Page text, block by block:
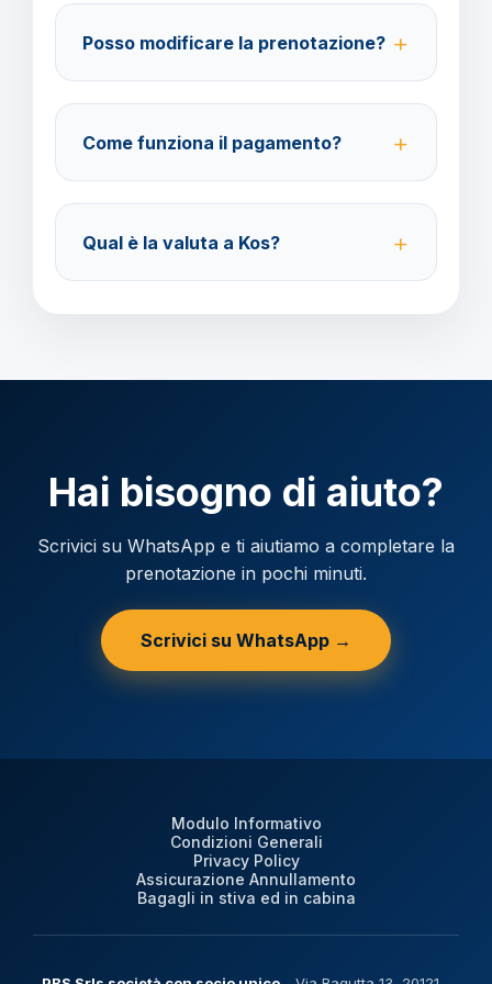
amministrazione@barbaviaggi.it, o tramite il sito
barbaviaggi.it.
Posso modificare la prenotazione?
prima della partenza con un costo di 70 euro a
modifica.
Come funziona il pagamento?
Acconto del 40% alla prenotazione, saldo 30 giorni
prima della partenza.
Qual è la valuta a Kos?
Hai bisogno di aiuto?
Scrivici su WhatsApp e ti aiutiamo a completare la
prenotazione in pochi minuti.
Scrivici su WhatsApp →
Modulo Informativo
Condizioni Generali
Privacy Policy
Assicurazione Annullamento
Bagagli in stiva ed in cabina